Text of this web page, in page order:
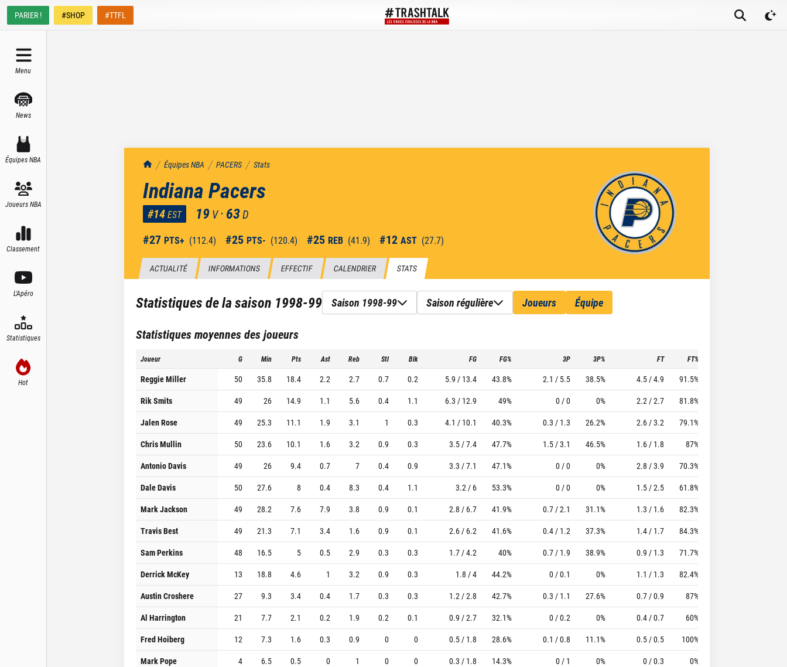
PARIER ! #SHOP #TTFL
Menu
News
Équipes NBA
Joueurs NBA
Classement
L'Apéro
Statistiques
Hot
TrashTalk Actu NBA
Équipes NBA PACERS Stats
Indiana Pacers
#14EST 19 V ·63D
#27 PTS+ (112.4) #25 PTS- (120.4) #25 REB (41.9) #12 AST (27.7)
ACTUALITÉ INFORMATIONS EFFECTIF CALENDRIER STATS
Statistiques de la saison 1998-99 Saison 1998-99 Saison régulière Joueurs Équipe
Statistiques moyennes des joueurs
Joueur G Min Pts Ast Reb Stl Blk FG FG% 3P 3P% FT FT%
Reggie Miller 50 35.8 18.4 2.2 2.7 0.7 0.2 5.9 / 13.4 43.8% 2.1 / 5.5 38.5% 4.5 / 4.9 91.5%
Rik Smits
49 26 14.9 1.1 5.6 0.4 1.1 6.3 / 12.9 49% 0 / 0 0% 2.2 / 2.7 81.8%
Jalen Rose
49 25.3 11.1 1.9 3.1 1 0.3 4.1 / 10.1 40.3% 0.3 / 1.3 26.2% 2.6 / 3.2 79.1%
Chris Mullin
50 23.6 10.1 1.6 3.2 0.9 0.3 3.5 / 7.4 47.7% 1.5 / 3.1 46.5% 1.6 / 1.8 87%
Antonio Davis
49 26 9.4 0.7 7 0.4 0.9 3.3 / 7.1 47.1% 0 / 0 0% 2.8 / 3.9 70.3%
Dale Davis
50 27.6 8 0.4 8.3 0.4 1.1 3.2 / 6 53.3% 0 / 0 0% 1.5 / 2.5 61.8%
Mark Jackson
49 28.2 7.6 7.9 3.8 0.9 0.1 2.8 / 6.7 41.9% 0.7 / 2.1 31.1% 1.3 / 1.6 82.3%
Travis Best
49 21.3 7.1 3.4 1.6 0.9 0.1 2.6 / 6.2 41.6% 0.4 / 1.2 37.3% 1.4 / 1.7 84.3%
Sam Perkins
48 16.5 5 0.5 2.9 0.3 0.3 1.7 / 4.2 40% 0.7 / 1.9 38.9% 0.9 / 1.3 71.7%
Derrick McKey
13 18.8 4.6 1 3.2 0.9 0.3 1.8 / 4 44.2% 0 / 0.1 0% 1.1 / 1.3 82.4%
Austin Croshere
27 9.3 3.4 0.4 1.7 0.3 0.3 1.2 / 2.8 42.7% 0.3 / 1.1 27.6% 0.7 / 0.9 87%
Al Harrington
21 7.7 2.1 0.2 1.9 0.2 0.1 0.9 / 2.7 32.1% 0 / 0.2 0% 0.4 / 0.7 60%
Fred Hoiberg
12 7.3 1.6 0.3 0.9 0 0 0.5 / 1.8 28.6% 0.1 / 0.8 11.1% 0.5 / 0.5 100%
Mark Pope
4 6.5 0.5 0 1 0 0 0.3 / 1.8 14.3% 0 / 1 0% 0 / 0.3 0%